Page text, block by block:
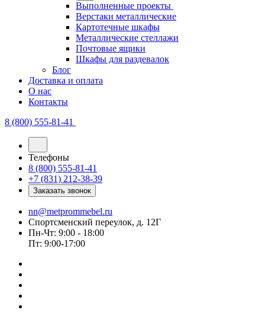
Выполненные проекты
Верстаки металлические
Картотечные шкафы
Металлические стеллажи
Почтовые ящики
Шкафы для раздевалок
Блог
Доставка и оплата
О нас
Контакты
8 (800) 555-81-41
Телефоны
8 (800) 555-81-41
+7 (831) 212-38-39
Заказать звонок
nn@metprommebel.ru
Спортсменский переулок, д. 12Г
Пн-Чт: 9:00 - 18:00
Пт: 9:00-17:00